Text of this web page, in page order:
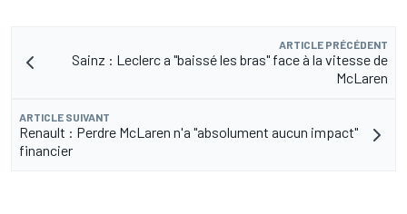
ARTICLE PRÉCÉDENT
Sainz : Leclerc a "baissé les bras" face à la vitesse de
McLaren
ARTICLE SUIVANT
Renault : Perdre McLaren n'a "absolument aucun impact"
financier